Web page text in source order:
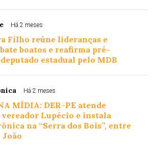
Há 2 meses
Filho reúne lideranças e
boatos e reafirma pré-
estadual pelo MDB
Há 2 meses
MÍDIA: DER-PE atende
Lupécio e instala
na “Serra dos Bois”, entre
João